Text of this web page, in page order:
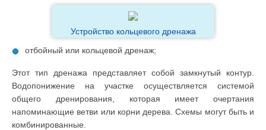
Устройство кольцевого дренажа
отбойный или кольцевой дренаж;
Этот тип дренажа представляет собой замкнутый контур.
Водопонижение на участке осуществляется системой
общего дренирования, которая имеет очертания
напоминающие ветви или корни дерева. Схемы могут быть и
комбинированные.